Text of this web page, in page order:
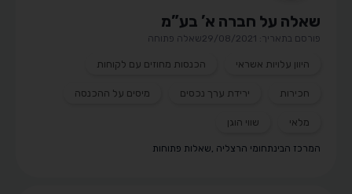
שאלה על חברה א’ בע”מ
פורסם בתאריך: 29/08/2021 שאלה פתוחה
היוון עלויות אשראי הכנסות מחוזים עם לקוחות
חכירות ירידת ערך נכסים מיסים על ההכנסה
מלאי שווי הוגן
המרכז הבינתחומי הרצליה ,שאלות פתוחות